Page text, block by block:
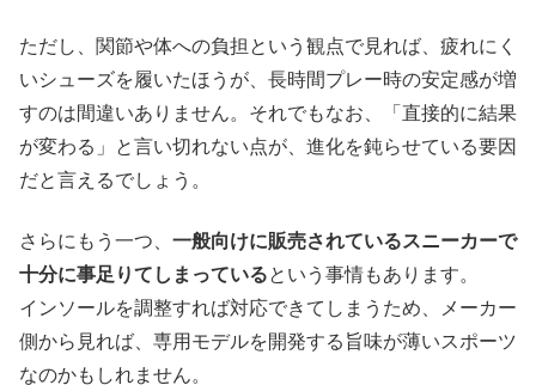
ただし、関節や体への負担という観点で見れば、疲れにく
いシューズを履いたほうが、長時間プレー時の安定感が増
すのは間違いありません。それでもなお、「直接的に結果
が変わる」と言い切れない点が、進化を鈍らせている要因
だと言えるでしょう。
さらにもう一つ、 一般向けに販売されているスニーカーで
十分に事足りてしまっているという事情もあります。
インソールを調整すれば対応できてしまうため、メーカー
側から見れば、専用モデルを開発する旨味が薄いスポーツ
なのかもしれません。